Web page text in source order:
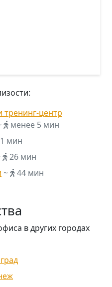
тренинг-центр
менее 5 мин
мин
26 мин
~ 44 мин
в других городах